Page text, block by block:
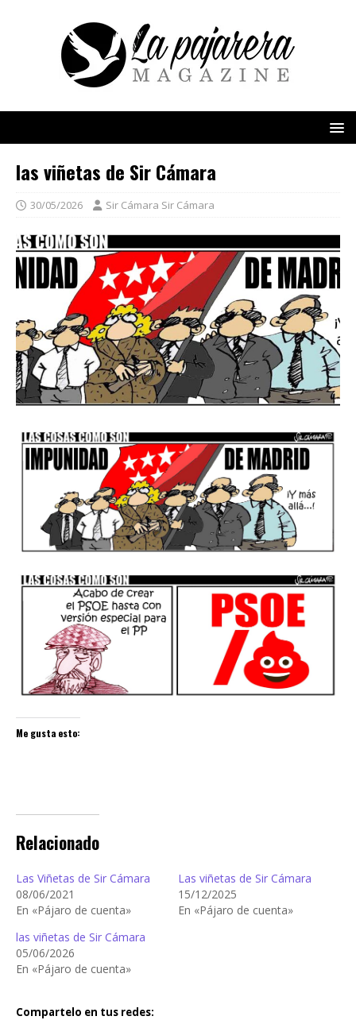
las viñetas de Sir Cámara
30/05/2026 Sir Cámara Sir Cámara
Me gusta esto:
Relacionado
Las Viñetas de Sir Cámara
08/06/2021
En «Pájaro de cuenta»
Las viñetas de Sir Cámara
15/12/2025
En «Pájaro de cuenta»
las viñetas de Sir Cámara
05/06/2026
En «Pájaro de cuenta»
Compartelo en tus redes: